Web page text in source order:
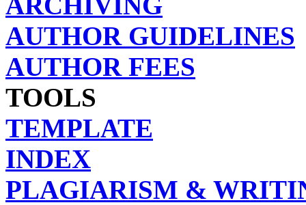
AUTHOR GUIDELINES
AUTHOR FEES
TOOLS
TEMPLATE
INDEX
PLAGIARISM &